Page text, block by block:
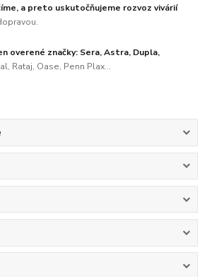
a preto uskutočňujeme rozvoz vivárií
overené značky: Sera, Astra, Dupla,
Rataj, Oase, Penn Plax...